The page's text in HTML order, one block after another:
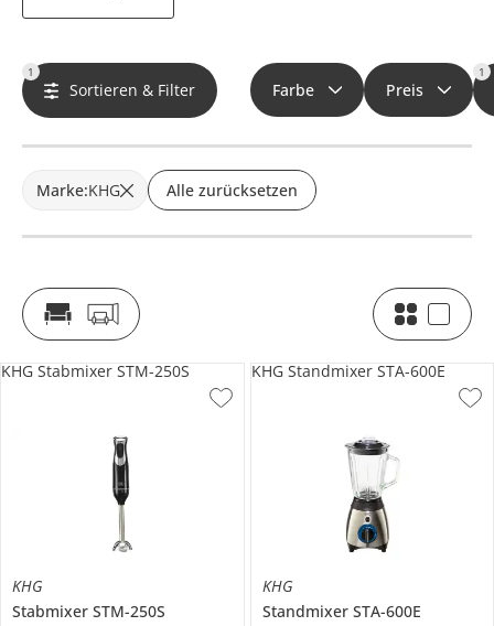
1
Sortieren & Filter Farbe Preis
1
Marke:KHG Alle zurücksetzen
KHG
Stabmixer STM-250S
KHG Stabmixer STM-250S
KHG
Standmixer STA-600E
KHG Standmixer STA-600E